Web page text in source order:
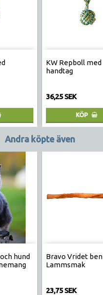
KW Repboll med
handtag
36,25 SEK
KÖP
Andra köpte även
hund
Bravo Vridet ben
Lammsmak
23,75 SEK